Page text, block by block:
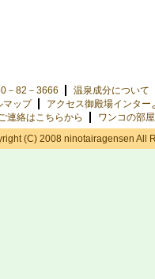
－82－3666
温泉成分について
マップ
アクセス御殿場インター
連絡はこちらから
ワンコの部屋
(C) 2008 ninotairagensen All